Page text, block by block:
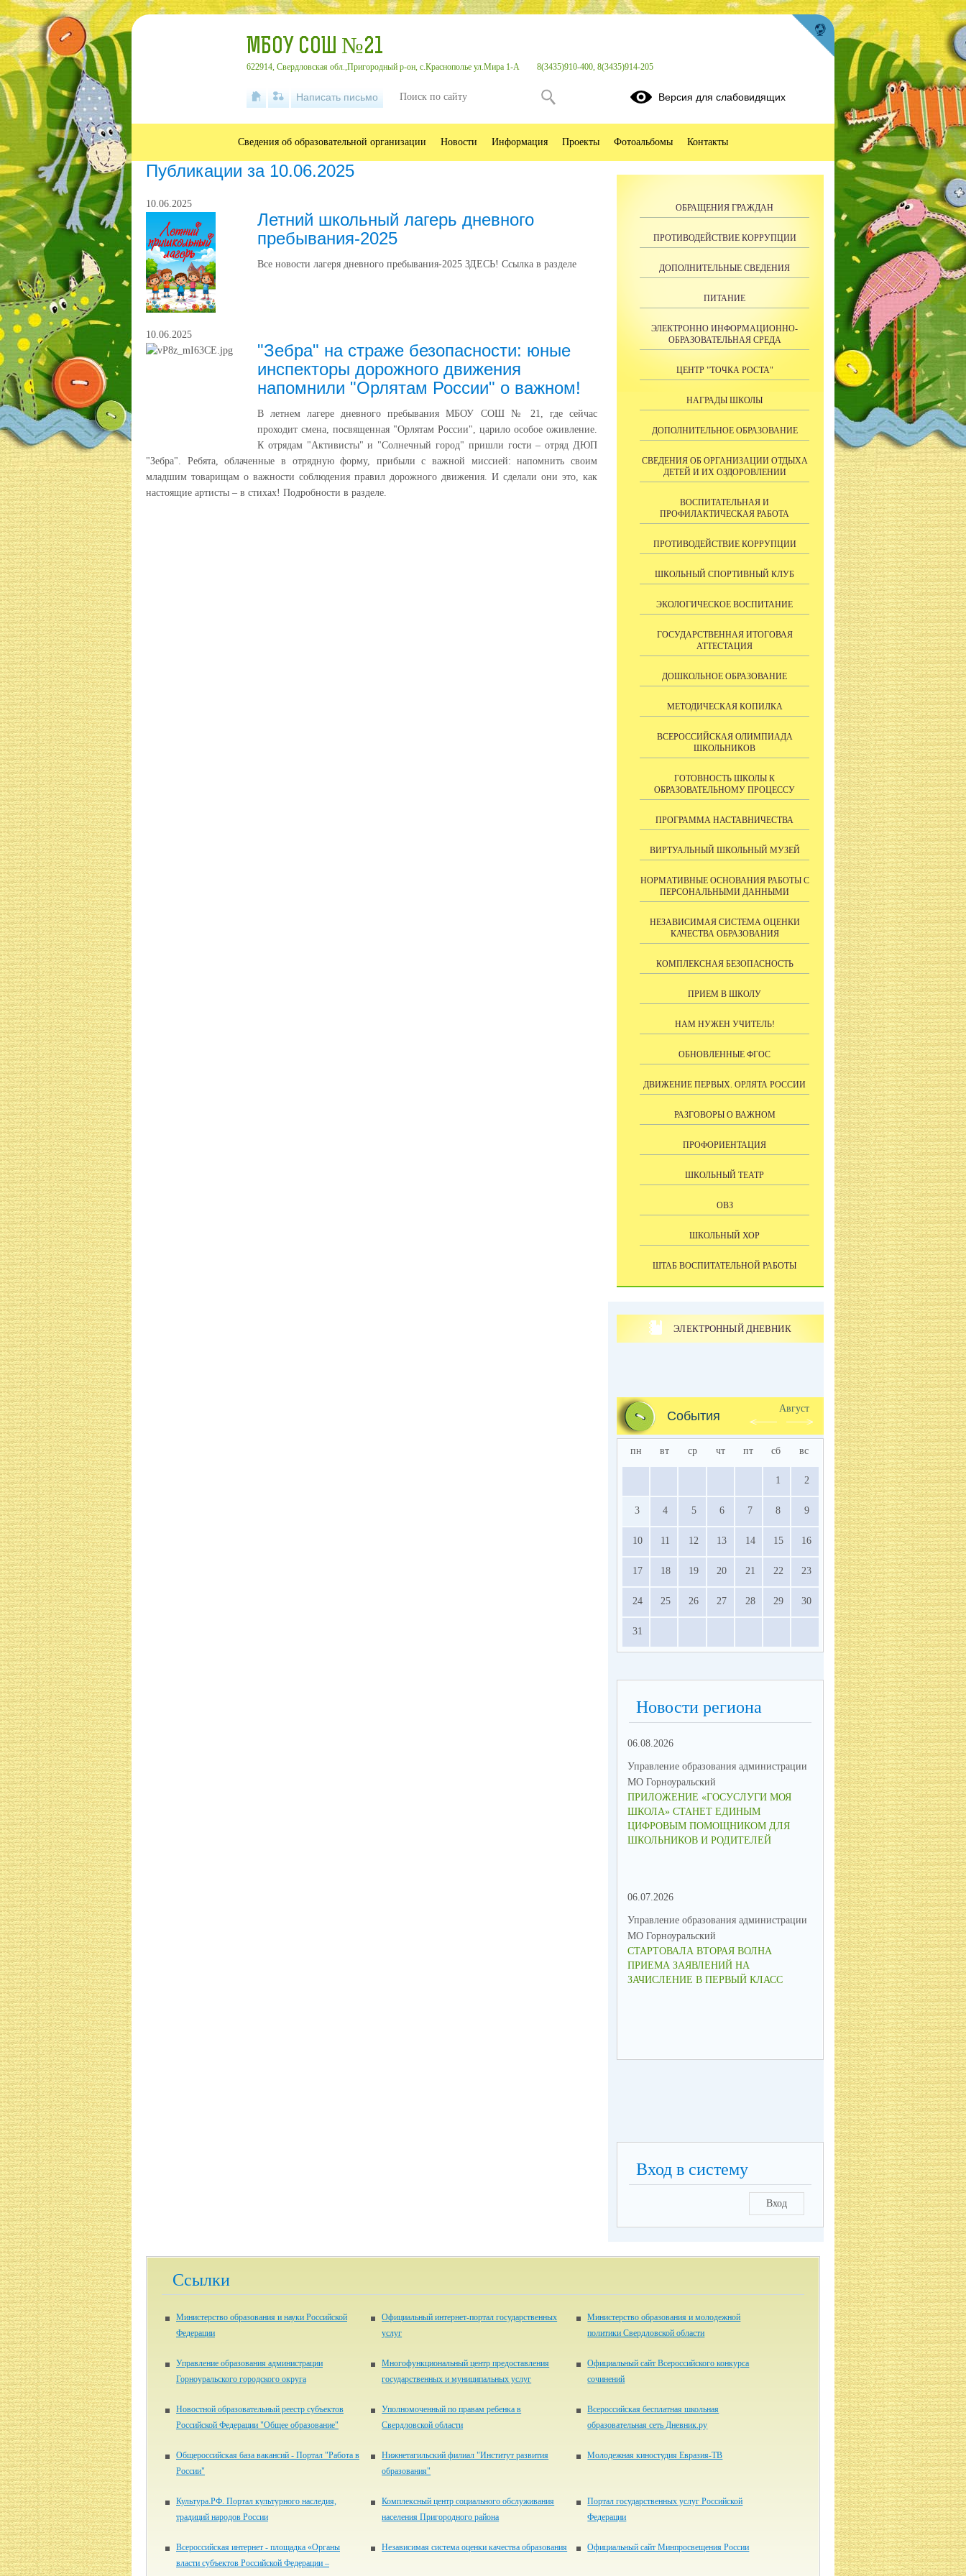
Публикации за 10.06.2025
10.06.2025
Летний школьный лагерь дневного
пребывания-2025
Все новости лагеря дневного пребывания-2025 ЗДЕСЬ! Ссылка в разделе
10.06.2025
"Зебра" на страже безопасности: юные
инспекторы дорожного движения
напомнили "Орлятам России" о важном!
В летнем лагере дневного пребывания МБОУ СОШ № 21, где сейчас
проходит смена, посвященная "Орлятам России", царило особое оживление.
К отрядам "Активисты" и "Солнечный город" пришли гости – отряд ДЮП
"Зебра". Ребята, облаченные в отрядную форму, прибыли с важной миссией: напомнить своим
младшим товарищам о важности соблюдения правил дорожного движения. И сделали они это, как
настоящие артисты – в стихах! Подробности в разделе.
ОБРАЩЕНИЯ ГРАЖДАН
ПРОТИВОДЕЙСТВИЕ КОРРУПЦИИ
ДОПОЛНИТЕЛЬНЫЕ СВЕДЕНИЯ
ПИТАНИЕ
ЭЛЕКТРОННО ИНФОРМАЦИОННО-
ОБРАЗОВАТЕЛЬНАЯ СРЕДА
ЦЕНТР "ТОЧКА РОСТА"
НАГРАДЫ ШКОЛЫ
ДОПОЛНИТЕЛЬНОЕ ОБРАЗОВАНИЕ
СВЕДЕНИЯ ОБ ОРГАНИЗАЦИИ ОТДЫХА
ДЕТЕЙ И ИХ ОЗДОРОВЛЕНИИ
ВОСПИТАТЕЛЬНАЯ И
ПРОФИЛАКТИЧЕСКАЯ РАБОТА
ПРОТИВОДЕЙСТВИЕ КОРРУПЦИИ
ШКОЛЬНЫЙ СПОРТИВНЫЙ КЛУБ
ЭКОЛОГИЧЕСКОЕ ВОСПИТАНИЕ
ГОСУДАРСТВЕННАЯ ИТОГОВАЯ
АТТЕСТАЦИЯ
ДОШКОЛЬНОЕ ОБРАЗОВАНИЕ
МЕТОДИЧЕСКАЯ КОПИЛКА
ВСЕРОССИЙСКАЯ ОЛИМПИАДА
ШКОЛЬНИКОВ
ГОТОВНОСТЬ ШКОЛЫ К
ОБРАЗОВАТЕЛЬНОМУ ПРОЦЕССУ
ПРОГРАММА НАСТАВНИЧЕСТВА
ВИРТУАЛЬНЫЙ ШКОЛЬНЫЙ МУЗЕЙ
НОРМАТИВНЫЕ ОСНОВАНИЯ РАБОТЫ С
ПЕРСОНАЛЬНЫМИ ДАННЫМИ
НЕЗАВИСИМАЯ СИСТЕМА ОЦЕНКИ
КАЧЕСТВА ОБРАЗОВАНИЯ
КОМПЛЕКСНАЯ БЕЗОПАСНОСТЬ
ПРИЕМ В ШКОЛУ
НАМ НУЖЕН УЧИТЕЛЬ!
ОБНОВЛЕННЫЕ ФГОС
ДВИЖЕНИЕ ПЕРВЫХ. ОРЛЯТА РОССИИ
РАЗГОВОРЫ О ВАЖНОМ
ПРОФОРИЕНТАЦИЯ
ШКОЛЬНЫЙ ТЕАТР
ОВЗ
ШКОЛЬНЫЙ ХОР
ШТАБ ВОСПИТАТЕЛЬНОЙ РАБОТЫ
ЭЛЕКТРОННЫЙ ДНЕВНИК
События
Август
пн вт ср чт пт сб вс
1 2
3 4 5 6 7 8 9
10 11 12 13 14 15 16
17 18 19 20 21 22 23
24 25 26 27 28 29 30
31
Новости региона
06.08.2026
Управление образования администрации
МО Горноуральский
ПРИЛОЖЕНИЕ «ГОСУСЛУГИ МОЯ
ШКОЛА» СТАНЕТ ЕДИНЫМ
ЦИФРОВЫМ ПОМОЩНИКОМ ДЛЯ
ШКОЛЬНИКОВ И РОДИТЕЛЕЙ
06.07.2026
Управление образования администрации
МО Горноуральский
СТАРТОВАЛА ВТОРАЯ ВОЛНА
ПРИЕМА ЗАЯВЛЕНИЙ НА
ЗАЧИСЛЕНИЕ В ПЕРВЫЙ КЛАСС
23.06.2026
Управление образования
МО Горноуральский
В ОБРАЗОВАТЕЛЬНЫХ
УЧРЕЖДЕНИЯХ
ОКРУГА ГОРНОУРАЛЬСКИЙ
ПАМЯТНЫЕ МЕРОПРИЯТИЯ
16.06.2026
Управление образования
МО Горноуральский
ВОСПИТАНИЕ: МЫСЛИМ ПО-
НОВОМУ, ДЕЙСТВУЕМ
Вход в систему
Вход
Ссылки
Министерство образования и науки Российской
Федерации
Официальный интернет-портал государственных
услуг
Министерство образования и молодежной
политики Свердловской области
Управление образования администрации
Горноуральского городского округа
Многофункциональный центр предоставления
государственных и муниципальных услуг
Официальный сайт Всероссийского конкурса
сочинений
Новостной образовательный реестр субъектов
Российской Федерации "Общее образование"
Уполномоченный по правам ребенка в
Свердловской области
Всероссийская бесплатная школьная
образовательная сеть Дневник.ру
Общероссийская база вакансий - Портал "Работа в
России"
Нижнетагильский филиал "Институт развития
образования"
Молодежная киностудия Евразия-ТВ
Культура.РФ. Портал культурного наследия,
традиций народов России
Комплексный центр социального обслуживания
населения Пригородного района
Портал государственных услуг Российской
Федерации
Всероссийская интернет - площадка «Органы
власти субъектов Российской Федерации –
Независимая система оценки качества образования Официальный сайт Минпросвещения России
МБОУ СОШ №21
622914, Свердловская обл.,Пригородный р-он, с.Краснополье ул.Мира 1-А 8(3435)910-400, 8(3435)914-205
Написать письмо Версия для слабовидящих
Сведения об образовательной организации Новости Информация Проекты Фотоальбомы Контакты